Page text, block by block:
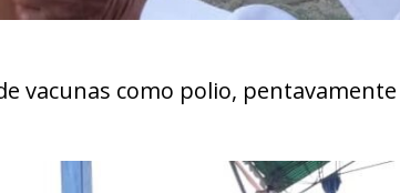
vacunas como polio,